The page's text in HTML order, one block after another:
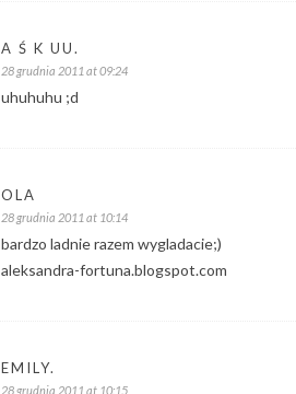
A Ś K UU.
28 grudnia 2011 at 09:24
uhuhuhu ;d
OLA
28 grudnia 2011 at 10:14
bardzo ladnie razem wygladacie;)
aleksandra-fortuna.blogspot.com
EMILY.
28 grudnia 2011 at 10:15